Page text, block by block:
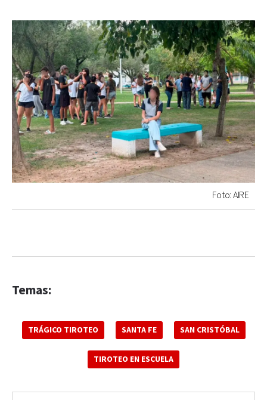
Foto: AIRE
Temas:
TRÁGICO TIROTEO SANTA FE SAN CRISTÓBAL
TIROTEO EN ESCUELA